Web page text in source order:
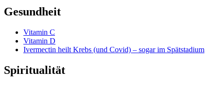
Gesundheit
Vitamin C
Vitamin D
Ivermectin heilt Krebs (und Covid) – sogar im Spätstadium
Spiritualität